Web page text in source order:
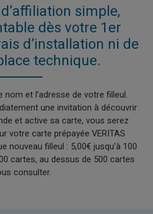
simple,
dès votre 1er
d’installation ni de
technique.
et l’adresse de votre filleul.
une invitation à découvrir
et active sa carte, vous serez
votre carte prépayée VERITAS
nouveau filleul : 5,00€ jusqu’à 100
cartes, au dessus de 500 cartes
consulter.